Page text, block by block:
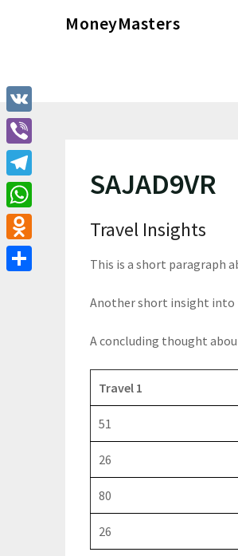
MoneyMasters
SAJAD9VR
Travel Insights
This is a short paragraph
Another short insight into
A concluding thought
Travel 1
51
26
80
26
VK
Viber
Telegram
WhatsApp
Odnoklassniki